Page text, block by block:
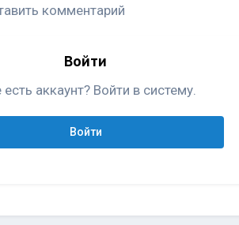
комментарий
Войти
аккаунт? Войти в систему.
Войти